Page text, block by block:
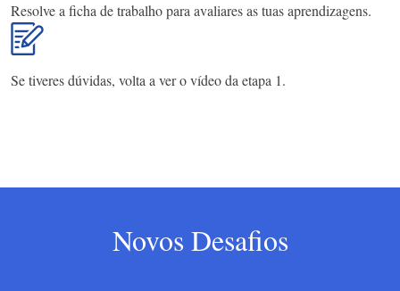
Resolve a ficha de trabalho para avaliares as tuas aprendizagens.
Se tiveres dúvidas, volta a ver o vídeo da etapa 1.
Novos Desafios